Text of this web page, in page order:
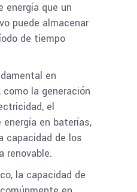
energía que un
puede almacenar
de tiempo
en
la generación
el
en baterías,
capacidad de los
renovable.
la capacidad de